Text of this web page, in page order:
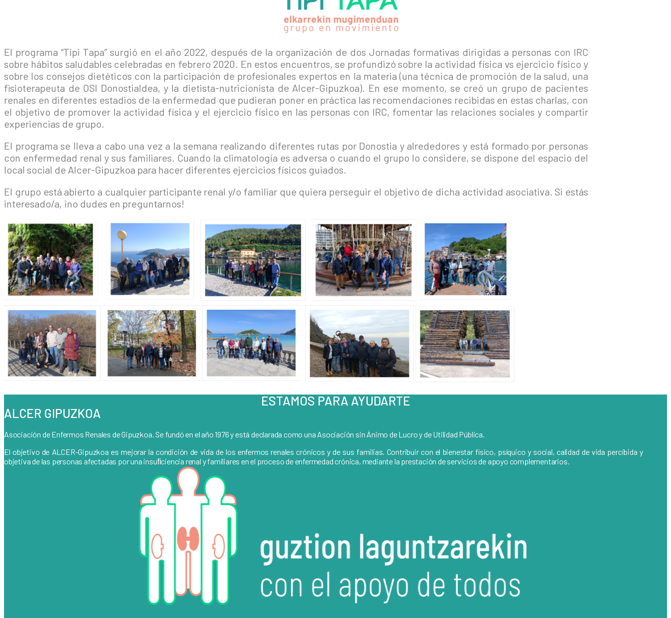
El programa “Tipi Tapa” surgió en el año 2022, después de la organización de dos Jornadas formativas dirigidas a personas con IRC
sobre hábitos saludables celebradas en febrero 2020. En estos encuentros, se profundizó sobre la actividad física vs ejercicio físico y
sobre los consejos dietéticos con la participación de profesionales expertos en la materia (una técnica de promoción de la salud, una
fisioterapeuta de OSI Donostialdea, y la dietista-nutricionista de Alcer-Gipuzkoa). En ese momento, se creó un grupo de pacientes
renales en diferentes estadios de la enfermedad que pudieran poner en práctica las recomendaciones recibidas en estas charlas, con
el objetivo de promover la actividad física y el ejercicio físico en las personas con IRC, fomentar las relaciones sociales y compartir
experiencias de grupo.
El programa se lleva a cabo una vez a la semana realizando diferentes rutas por Donostia y alrededores y está formado por personas
con enfermedad renal y sus familiares. Cuando la climatología es adversa o cuando el grupo lo considere, se dispone del espacio del
local social de Alcer-Gipuzkoa para hacer diferentes ejercicios físicos guiados.
El grupo está abierto a cualquier participante renal y/o familiar que quiera perseguir el objetivo de dicha actividad asociativa. Si estás
interesado/a, ¡no dudes en preguntarnos!
ESTAMOS PARA AYUDARTE
ALCER GIPUZKOA
Asociación de Enfermos Renales de Gipuzkoa. Se fundó en el año 1976 y está declarada como una Asociación sin Ánimo de Lucro y de Utilidad Pública.
El objetivo de ALCER-Gipuzkoa es mejorar la condición de vida de los enfermos renales crónicos y de sus familias. Contribuir con el bienestar físico, psíquico y social, calidad de vida percibida y
objetiva de las personas afectadas por una insuﬁciencia renal y familiares en el proceso de enfermedad crónica, mediante la prestación de servicios de apoyo complementarios.